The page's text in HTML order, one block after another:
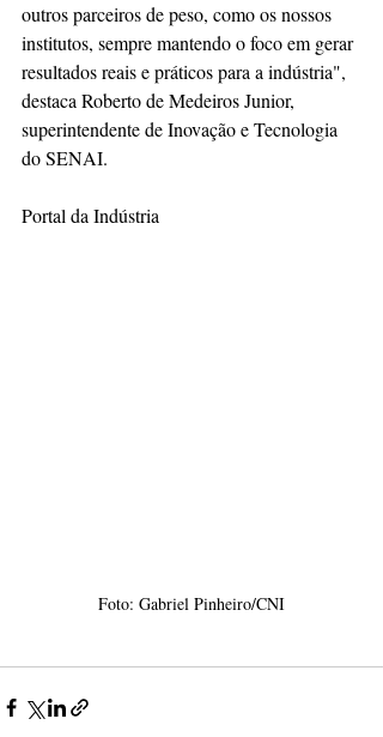
outros parceiros de peso, como os nossos
institutos, sempre mantendo o foco em gerar
resultados reais e práticos para a indústria",
destaca Roberto de Medeiros Junior,
superintendente de Inovação e Tecnologia
do SENAI.
Portal da Indústria
Foto: Gabriel Pinheiro/CNI